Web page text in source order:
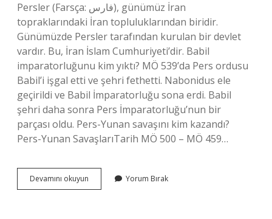
Persler (Farsça: فارس), günümüz İran
topraklarındaki İran topluluklarından biridir.
Günümüzde Persler tarafından kurulan bir devlet
vardır. Bu, İran İslam Cumhuriyeti’dir. Babil
imparatorluğunu kim yıktı? MÖ 539’da Pers ordusu
Babil’i işgal etti ve şehri fethetti. Nabonidus ele
geçirildi ve Babil İmparatorluğu sona erdi. Babil
şehri daha sonra Pers İmparatorluğu’nun bir
parçası oldu. Pers-Yunan savaşını kim kazandı?
Pers-Yunan SavaşlarıTarih MÖ 500 – MÖ 459…
Devamını okuyun
Imparatorluğu
Yorum Bırak